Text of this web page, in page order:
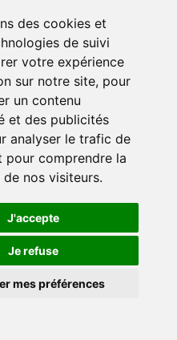
des cookies et
de suivi
votre expérience
sur notre site, pour
un contenu
et des publicités
analyser le trafic de
pour comprendre la
nos visiteurs.
J'accepte
Je refuse
mes préférences
boeken zijn erover
van huis naar huis, van